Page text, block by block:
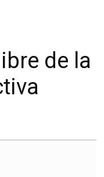
de la